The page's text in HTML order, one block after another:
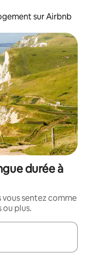
sur Airbnb
durée à
sentez comme
ou plus.
les flèches vers le